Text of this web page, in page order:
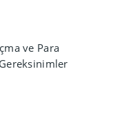
ve Para